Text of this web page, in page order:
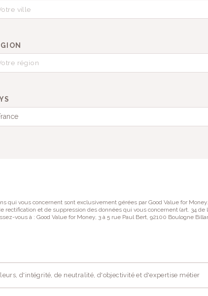
qui vous concernent sont exclusivement gérées par Good Value for
rectification et de suppression des données qui vous concernent (art. 34
vous à : Good Value for Money, 3 à 5 rue Paul Bert, 92100 Boulogne
d'intégrité, de neutralité, d'objectivité et d'expertise métier